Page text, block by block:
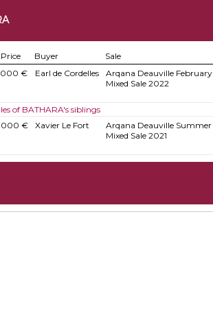
Price Buyer Sale
€ Earl de Cordelles
Arqana Deauville February
Mixed Sale 2022
of BATHARA's siblings
€ Xavier Le Fort
Arqana Deauville Summer
Mixed Sale 2021